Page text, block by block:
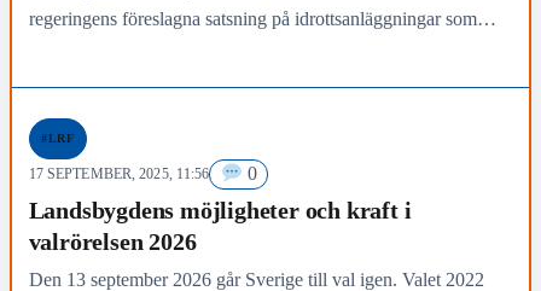
regeringens föreslagna satsning på idrottsanläggningar som
#LRF
17 SEPTEMBER, 2025, 11:56 0
Landsbygdens möjligheter och kraft i
valrörelsen 2026
Den 13 september 2026 går Sverige till val igen. Valet 2022